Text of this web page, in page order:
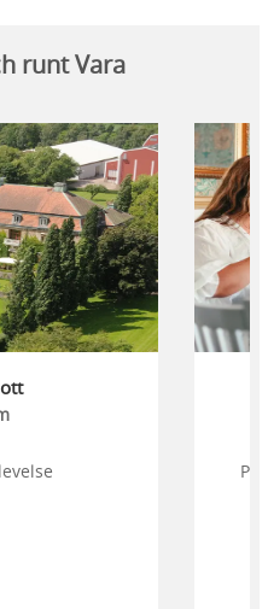
runt Vara